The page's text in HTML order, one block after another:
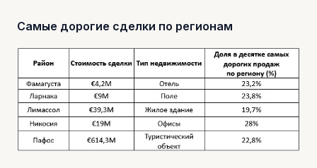
Самые дорогие сделки по регионам